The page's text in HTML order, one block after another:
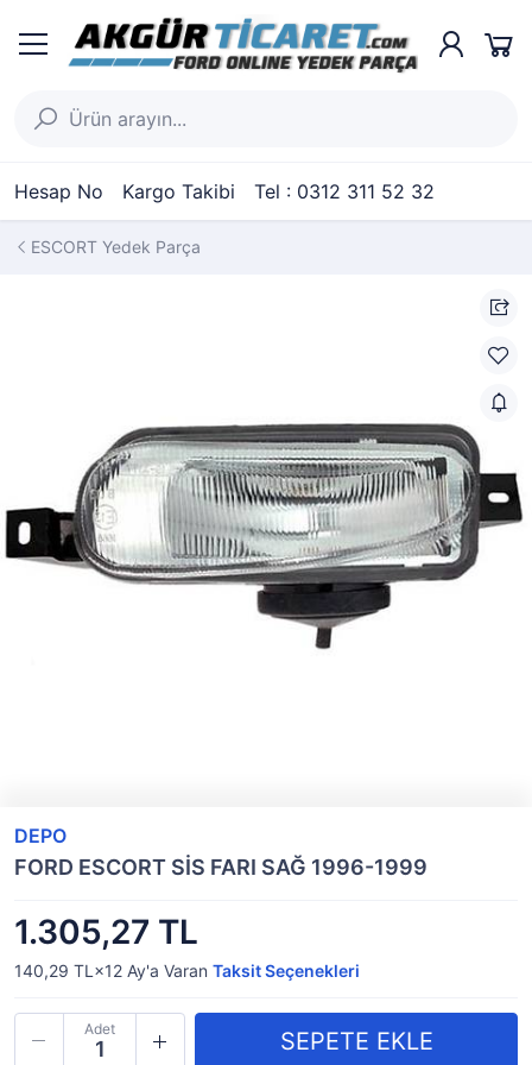
Hesap No Kargo Takibi Tel : 0312 311 52 32
ESCORT Yedek Parça
DEPO
FORD ESCORT SİS FARI SAĞ 1996-1999
1.305,27 TL
140,29 TL×12 Ay'a Varan Taksit Seçenekleri
Adet